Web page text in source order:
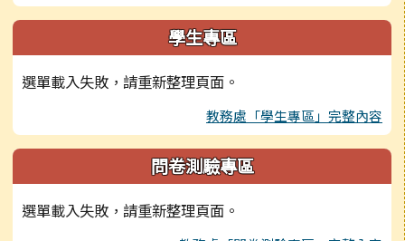
學生專區
選單載入失敗，請重新整理頁面。
教務處「學生專區」完整內容
問卷測驗專區
選單載入失敗，請重新整理頁面。